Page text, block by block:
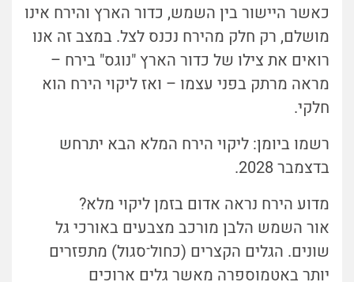
כאשר היישור בין השמש, כדור הארץ והירח אינו
מושלם, רק חלק מהירח נכנס לצל. במצב זה אנו
רואים את צילו של כדור הארץ "נוגס" בירח –
מראה מרתק בפני עצמו – ואז ליקוי הירח הוא
חלקי.
רשמו ביומן: ליקוי הירח המלא הבא יתרחש
בדצמבר 2028.
מדוע הירח נראה אדום בזמן ליקוי מלא?
אור השמש הלבן מורכב מצבעים באורכי גל
שונים. הגלים הקצרים (כחול־סגול) מתפזרים
יותר באטמוספרה מאשר גלים ארוכים